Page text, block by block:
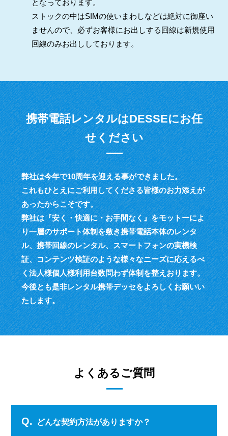
となっております。
ストックの中はSIMの使いまわしなどは絶対に御座い
ませんので、必ずお客様にお出しする回線は新規使用
回線のみお出ししております。
携帯電話レンタルはDESSEにお任
せください
弊社は今年で10周年を迎える事ができました。
これもひとえにご利用してくださる皆様のお力添えが
あったからこそです。
弊社は『安く・快適に・お手間なく』をモットーによ
り一層のサポート体制を敷き携帯電話本体のレンタ
ル、携帯回線のレンタル、スマートフォンの実機検
証、コンテンツ検証のような様々なニーズに応えるべ
く法人様個人様利用台数問わず体制を整えおります。
今後とも是非レンタル携帯デッセをよろしくお願いい
たします。
よくあるご質問
Q. どんな契約方法がありますか？